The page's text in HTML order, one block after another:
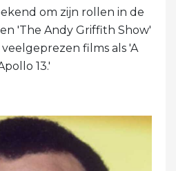
om zijn rollen in de
'The Andy Griffith Show'
films als 'A
13.'